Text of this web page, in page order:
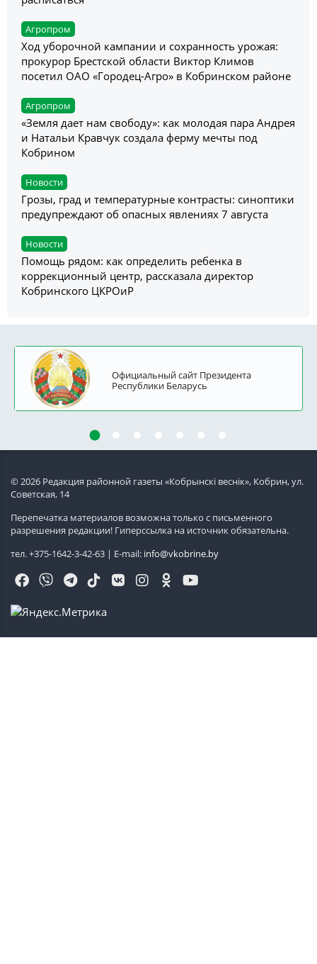
Агропром
Ход уборочной кампании и сохранность урожая:
прокурор Брестской области Виктор Климов
посетил ОАО «Городец-Агро» в Кобринском районе
Агропром
«Земля дает нам свободу»: как молодая пара Андрея
и Натальи Кравчук создала ферму мечты под
Кобрином
Новости
Грозы, град и температурные контрасты: синоптики
предупреждают об опасных явлениях 7 августа
Новости
Помощь рядом: как определить ребенка в
коррекционный центр, рассказала директор
Кобринского ЦКРОиР
Официальный сайт Президента
Республики Беларусь
© 2026 Редакция районной газеты «Кобрынскi веснiк», Кобрин, ул.
Советская, 14
Перепечатка материалов возможна только с письменного
разрешения редакции! Гиперссылка на источник обязательна.
тел. +375-1642-3-42-63 | E-mail: info@vkobrine.by